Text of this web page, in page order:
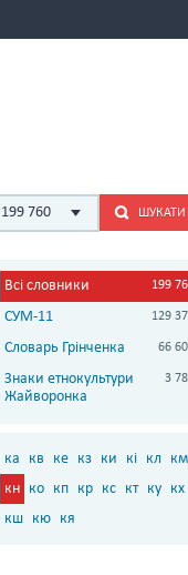
199 760 ШУКАТИ
Всі словники 199
СУМ-11 129
Словарь Грінченка 66
Знаки етнокультури
Жайворонка
3
ка кв ке кз ки кі кл
км
кн ко кп кр кс кт ку кх
кш кю кя